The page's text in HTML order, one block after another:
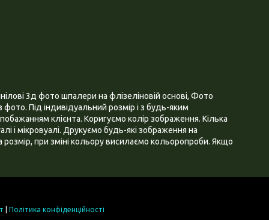
3д фото шпалери на флізеліновій основі, Фото
Під індивідуальний розмір і з будь-яким
клієнта. Коригуємо колір зображення. Кілька
і мікровуалі. Друкуємо будь-які зображення на
при зміні кольору висилаємо кольоропроби. Якщо
Політика конфіденційності